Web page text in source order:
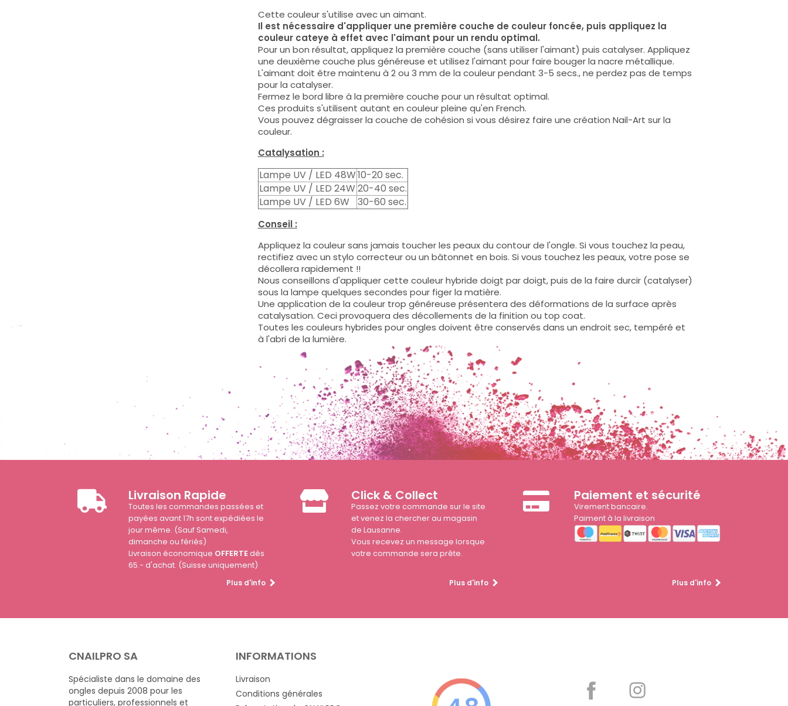
Cette couleur s'utilise avec un aimant.
Il est nécessaire d'appliquer une première couche de couleur foncée, puis appliquez la
couleur cateye à effet avec l'aimant pour un rendu optimal.
Pour un bon résultat, appliquez la première couche (sans utiliser l'aimant) puis catalyser. Appliquez
une deuxième couche plus généreuse et utilisez l'aimant pour faire bouger la nacre métallique.
L'aimant doit être maintenu à 2 ou 3 mm de la couleur pendant 3-5 secs., ne perdez pas de temps
pour la catalyser.
Fermez le bord libre à la première couche pour un résultat optimal.
Ces produits s'utilisent autant en couleur pleine qu'en French.
Vous pouvez dégraisser la couche de cohésion si vous désirez faire une création Nail-Art sur la
couleur.
Catalysation :
Lampe UV / LED 48W10-20 sec.
Lampe UV / LED 24W 20-40 sec.
Lampe UV / LED 6W
30-60 sec.
Conseil :
Appliquez la couleur sans jamais toucher les peaux du contour de l'ongle. Si vous touchez la peau,
rectifiez avec un stylo correcteur ou un bâtonnet en bois. Si vous touchez les peaux, votre pose se
décollera rapidement !!
Nous conseillons d'appliquer cette couleur hybride doigt par doigt, puis de la faire durcir (catalyser)
sous la lampe quelques secondes pour figer la matière.
Une application de la couleur trop généreuse présentera des déformations de la surface après
catalysation. Ceci provoquera des décollements de la finition ou top coat.
Toutes les couleurs hybrides pour ongles doivent être conservés dans un endroit sec, tempéré et
à l'abri de la lumière.
Livraison Rapide
Toutes les commandes passées et
payées avant 17h sont expédiées le
jour même. (Sauf Samedi,
dimanche ou fériés)
Livraison économique OFFERTEdès
65.- d'achat. (Suisse uniquement)
Plus d'info
Click & Collect
Passez votre commande sur le site
et venez la chercher au magasin
de Lausanne.
Vous recevez un message lorsque
votre commande sera prête.
Plus d'info
Paiement et sécurité
Virement bancaire.
Paiment à la livraison
Plus d'info
CNAILPRO SA
Spécialiste dans le domaine des
ongles depuis 2008 pour les
particuliers, professionnels et
INFORMATIONS
Livraison
Conditions générales